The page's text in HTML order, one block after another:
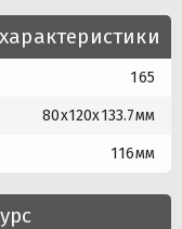
165
80x120x133.7мм
116мм